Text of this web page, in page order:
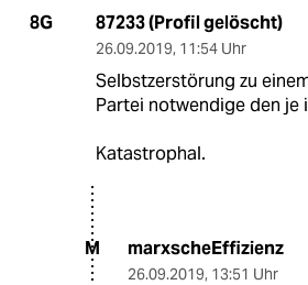
8G 87233 (Profil gelöscht)
26.09.2019, 11:54 Uhr
Selbstzerstörung zu
Partei notwendige den je
Katastrophal.
M marxscheEffizienz
26.09.2019, 13:51 Uhr